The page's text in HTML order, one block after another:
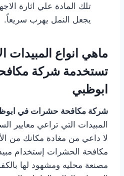
تلك المادة علي اثارة
يجعل النمل يهرب سريعاً.
ماهي انواع المبيدات
تستخدمة شركة
ابوظبي
شركة مكافحة حشرات في
المبيدات التي تراعي معايير
لا داعي من مغادة مكانك من
مكافحة الحشرات إستخدام
مصنعة محليه ومشهود لها